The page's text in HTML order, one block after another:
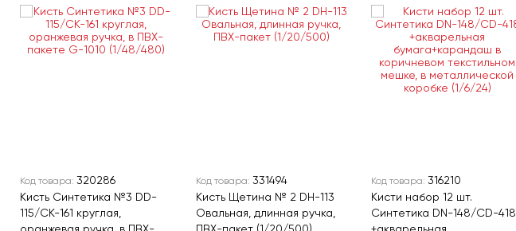
Код товара: 320286
Кисть Синтетика №3 DD-
115/CK-161 круглая,
Код товара: 331494
Кисть Щетина № 2 DH-113
Овальная, длинная ручка,
Код товара:316210
Кисти набор 12 шт.
Синтетика DN-148/CD-418